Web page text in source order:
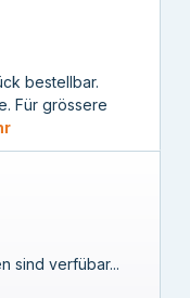
bestellbar.
Für grössere
sind verfübar...